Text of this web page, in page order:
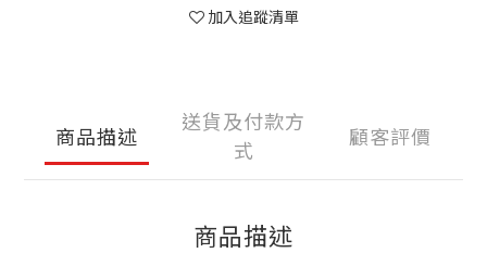
加入追蹤清單
商品描述
送貨及付款方
式
顧客評價
商品描述